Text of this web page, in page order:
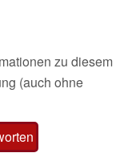
zu diesem
(auch ohne